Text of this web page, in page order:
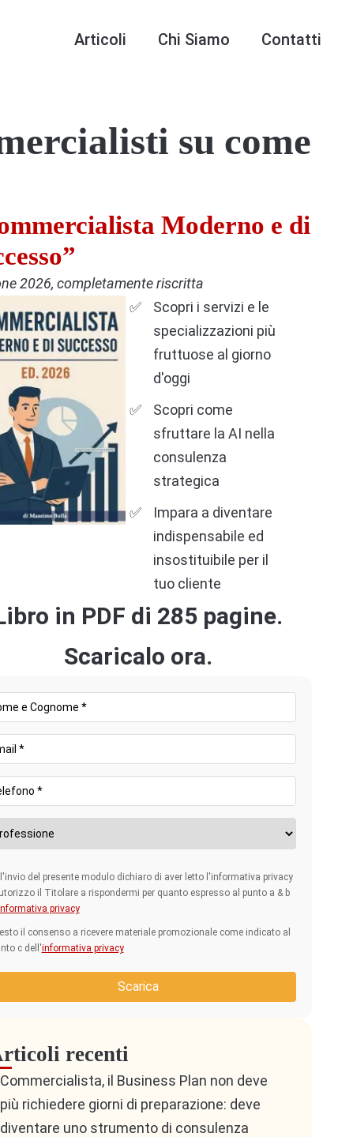
Articoli Chi Siamo Contatti
su come
Moderno e di
2026, completamente riscritta
Scopri i servizi e le
specializzazioni più
fruttuose al giorno
d'oggi
Scopri come
sfruttare la AI nella
consulenza
strategica
Impara a diventare
indispensabile ed
insostituibile per il
tuo cliente
in PDF di 285 pagine.
Scaricalo ora.
del presente modulo dichiaro di aver letto l'informativa privacy
il Titolare a rispondermi per quanto espresso al punto a & b
privacy
il consenso a ricevere materiale promozionale come indicato al
c dell'informativa privacy
Scarica
recenti
Commercialista, il Business Plan non deve
più richiedere giorni di preparazione: deve
diventare uno strumento di consulenza